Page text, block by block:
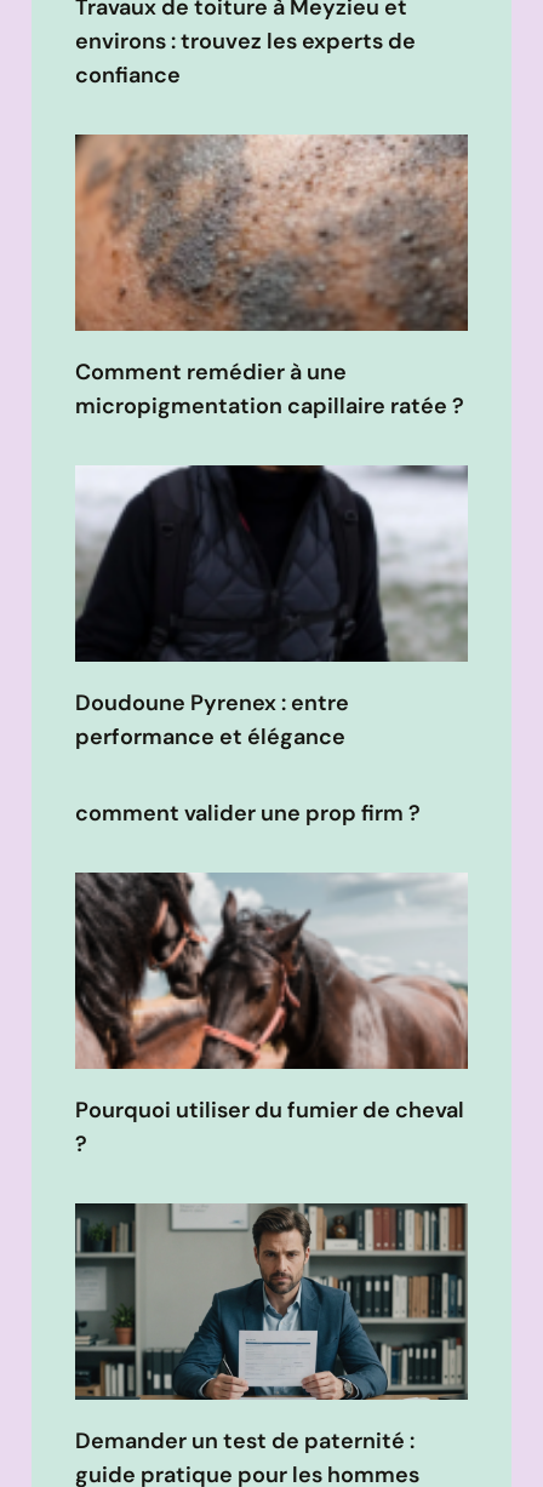
Travaux de toiture à Meyzieu et
environs : trouvez les experts de
confiance
Comment remédier à une
micropigmentation capillaire ratée ?
Doudoune Pyrenex : entre
performance et élégance
comment valider une prop firm ?
Pourquoi utiliser du fumier de cheval
?
Demander un test de paternité :
guide pratique pour les hommes